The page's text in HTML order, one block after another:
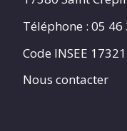
Téléphone : 05 46
Code INSEE 17321
Nous contacter